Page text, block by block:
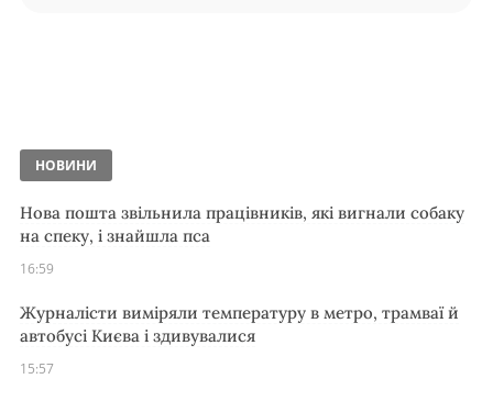
НОВИНИ
Нова пошта звільнила працівників, які вигнали собаку
на спеку, і знайшла пса
16:59
Журналісти виміряли температуру в метро, трамваї й
автобусі Києва і здивувалися
15:57